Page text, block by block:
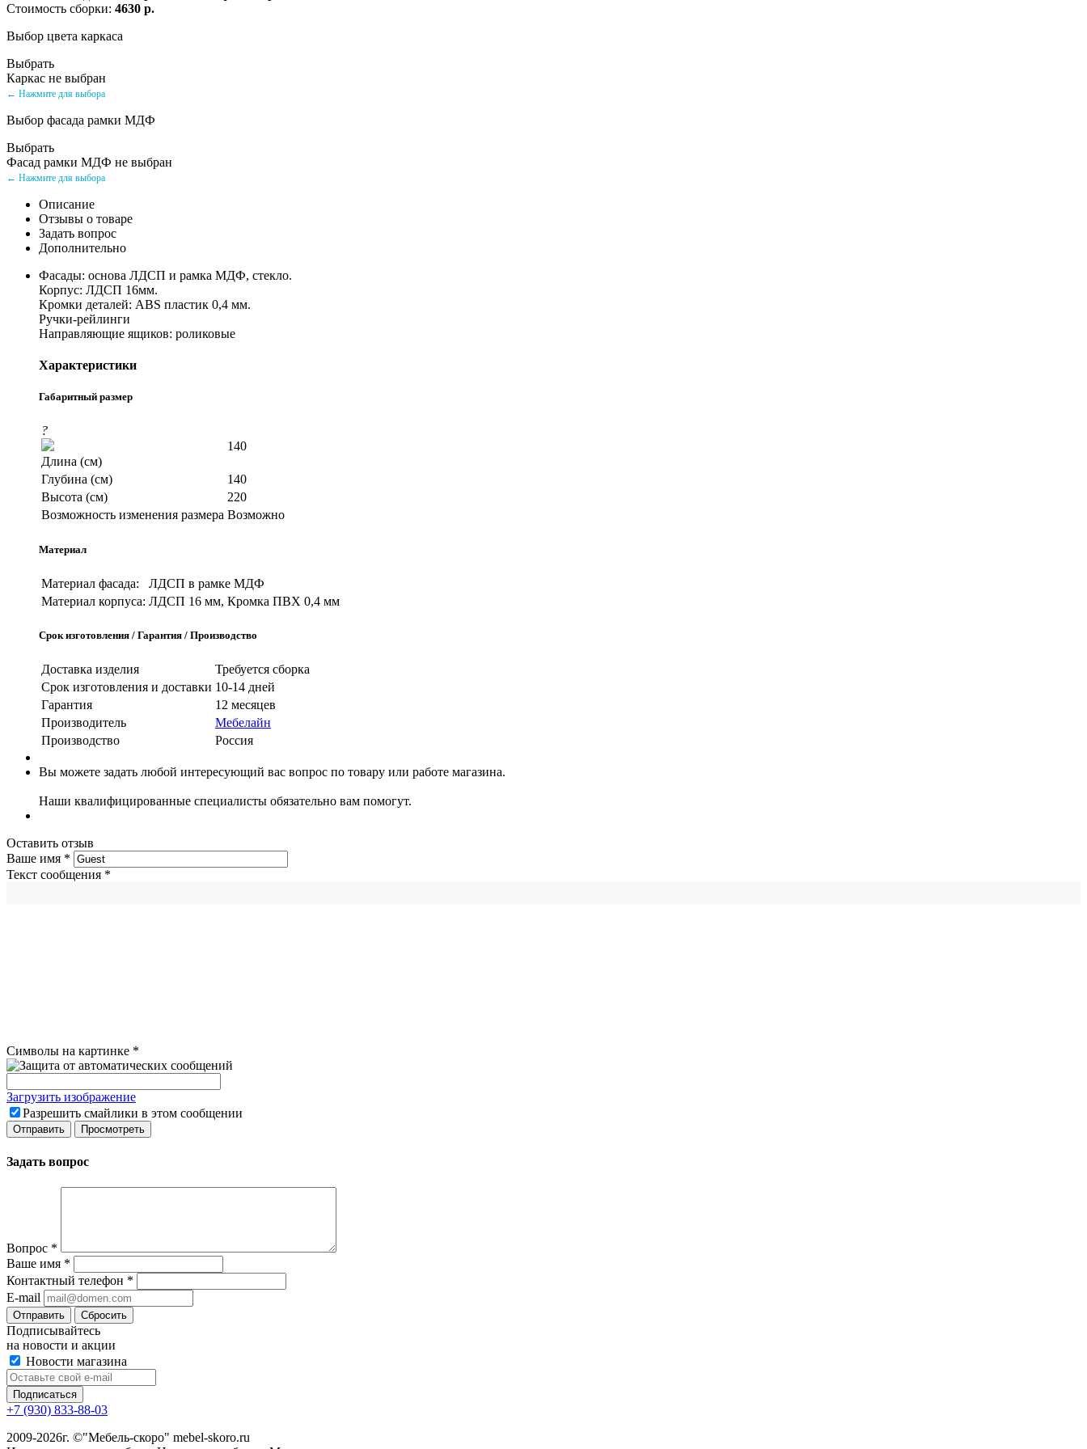
Стоимость сборки: 4630 р.
Выбор цвета каркаса
Выбрать
Каркас не выбран
← Нажмите для выбора
Выбор фасада рамки МДФ
Выбрать
Фасад рамки МДФ не выбран
← Нажмите для выбора
Описание
Отзывы о товаре
Задать вопрос
Дополнительно
Фасады: основа ЛДСП и рамка МДФ, стекло.
Корпус: ЛДСП 16мм.
Кромки деталей: ABS пластик 0,4 мм.
Ручки-рейлинги
Направляющие ящиков: роликовые
Характеристики
Габаритный размер
?
Длина (см)
140
Глубина (см)
140
Высота (см)
220
Возможность изменения размера Возможно
Материал
Материал фасада:
ЛДСП в рамке МДФ
Материал корпуса: ЛДСП 16 мм, Кромка ПВХ 0,4 мм
Срок изготовления / Гарантия / Производство
Доставка изделия
Требуется сборка
Срок изготовления и доставки 10-14 дней
Гарантия
12 месяцев
Производитель
Мебелайн
Производство
Россия
Вы можете задать любой интересующий вас вопрос по товару или работе магазина.
Наши квалифицированные специалисты обязательно вам помогут.
Оставить отзыв
Ваше имя *
Текст сообщения *
Символы на картинке *
Загрузить изображение
Разрешить смайлики в этом сообщении
Задать вопрос
Вопрос *
Ваше имя *
Контактный телефон *
E-mail
Сбросить
Подписывайтесь
на новости и акции
Новости магазина
+7 (930) 833-88-03
2009-2026г. ©"Мебель-скоро" mebel-skoro.ru